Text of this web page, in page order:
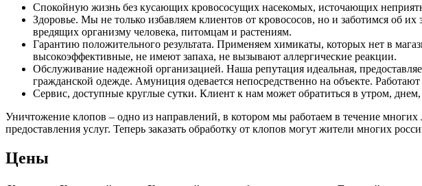
Спокойную жизнь без кусающих кровососущих насекомых, источающих
Здоровье. Мы не только избавляем клиентов от кровососов, но и заботимся об
вредящих организму человека, питомцам и растениям.
Гарантию положительного результата. Применяем химикаты, которых нет в
высокоэффективные, не имеют запаха, не вызывают аллергические реакции.
Обслуживание надежной организацией. Наша репутация идеальная,
гражданской одежде. Амуниция одевается непосредственно на объекте.
Сервис, доступные круглые сутки. Клиент к нам может обратиться в утром,
Уничтожение клопов – одно из направлений, в котором мы работаем в течение
предоставления услуг. Теперь заказать обработку от клопов могут жители многих
Цены